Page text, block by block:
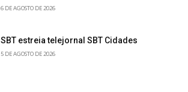
6 DE AGOSTO DE 2026
SBT estreia telejornal SBT Cidades
5 DE AGOSTO DE 2026